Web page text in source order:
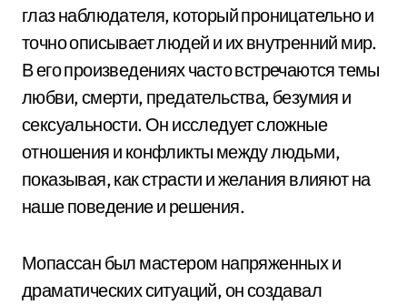
глаз наблюдателя, который проницательно и
точно описывает людей и их внутренний мир.
В его произведениях часто встречаются темы
любви, смерти, предательства, безумия и
сексуальности. Он исследует сложные
отношения и конфликты между людьми,
показывая, как страсти и желания влияют на
наше поведение и решения.
Мопассан был мастером напряженных и
драматических ситуаций, он создавал